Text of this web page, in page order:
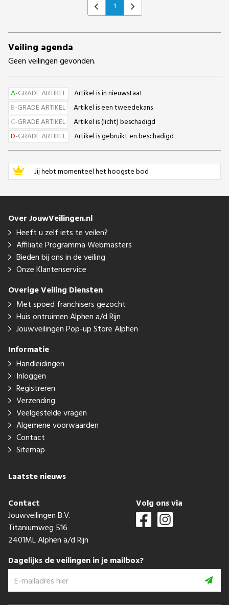
Previous
1 Next
Veiling agenda
Geen veilingen gevonden.
A-GRADE ARTIKEL
Artikel is in nieuwstaat
B-GRADE ARTIKEL
Artikel is een tweedekans
C-GRADE ARTIKEL
Artikel is (licht) beschadigd
D-GRADE ARTIKEL Artikel is gebruikt en beschadigd
Jij hebt momenteel het hoogste bod
Over JouwVeilingen.nl
Heeft u zelf iets te veilen?
Affiliate Programma Webmasters
Bieden bij ons in de veiling
Onze Klantenservice
Overige Veiling Diensten
Met spoed franchisers gezocht
Huis ontruimen Alphen a/d Rijn
Jouwveilingen Pop-up Store Alphen
Informatie
Handleidingen
Inloggen
Registreren
Verzending
Veelgestelde vragen
Algemene voorwaarden
Contact
Sitemap
Laatste nieuws
Contact
Jouwveilingen B.V.
Titaniumweg 516
2401ML Alphen a/d Rijn
Volg ons via
Dagelijks de veilingen in je mailbox?